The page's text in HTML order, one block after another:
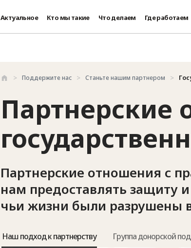
Актуальное Кто мы такие Что делаем Где работаем
Поддержите нас Станьте нашим партнером
Партнерские
Партнерские отношения с
нам предоставлять
чьи жизни были разрушены
Наш подход к партнерству Группа донорской